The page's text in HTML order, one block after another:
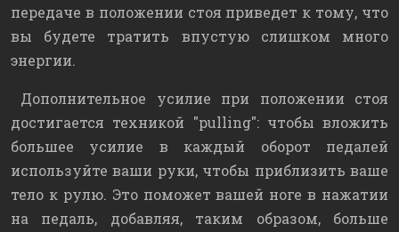
передаче в положении стоя приведет к тому, что
вы будете тратить впустую слишком много
энергии.
Дополнительное усилие при положении стоя
достигается техникой "pulling": чтобы вложить
большее усилие в каждый оборот педалей
используйте ваши руки, чтобы приблизить ваше
тело к рулю. Это поможет вашей ноге в нажатии
на педаль, добавляя, таким образом, больше